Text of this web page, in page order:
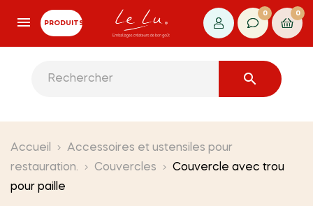
PRODUITS
0 0

Accueil
Accessoires et ustensiles pour
restauration.
Couvercles
Couvercle avec trou
pour paille